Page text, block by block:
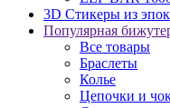
3D Стикеры из
Популярная
Все товары
Браслеты
Колье
Цепочки и
Серьги и